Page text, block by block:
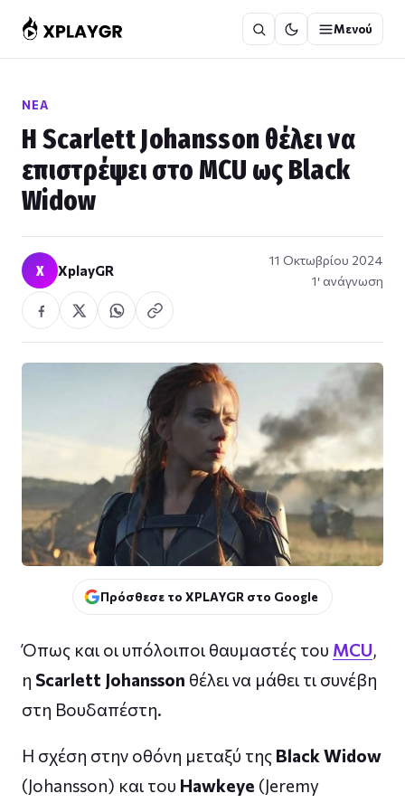
στο
περιεχόμενο
Μενού
ΝΈΑ
Η Scarlett Johansson θέλει να
επιστρέψει στο MCU ως Black
Widow
X XplayGR
11 Οκτωβρίου 2024
1′ ανάγνωση
Πρόσθεσε το XPLAYGR στο Google
Όπως και οι υπόλοιποι θαυμαστές του MCU,
η Scarlett Johansson θέλει να μάθει τι συνέβη
στη Βουδαπέστη.
Η σχέση στην οθόνη μεταξύ της Black Widow
(Johansson) και του Hawkeye (Jeremy